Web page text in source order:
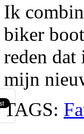
Ik
biker
reden dat
mijn
TAGS: